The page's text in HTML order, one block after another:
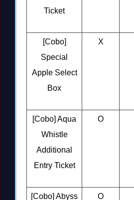
Ticket
[Cobo]
Special
Apple Select
Box
X
[Cobo] Aqua
Whistle
Additional
Entry Ticket
O
[Cobo] Abyss
O